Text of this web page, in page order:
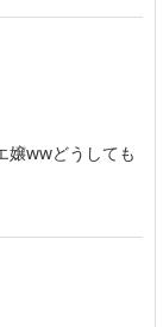
嬢wwどうしても